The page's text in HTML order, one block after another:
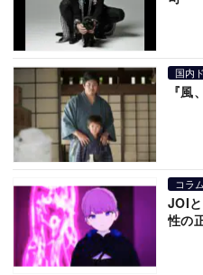
国内
『
コラム
JOI
性の